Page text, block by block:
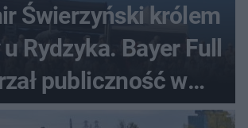
Świerzyński królem
Rydzyka. Bayer Full
publiczność w
Toruniu